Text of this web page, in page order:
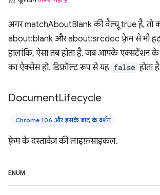
अगर matchAboutBlank की वैल्यू true है, तो
about:blank और about:srcdoc फ़्रेम से भी हटा
हालांकि, ऐसा तब होता है, जब आपके एक्सटेंशन के
का ऐक्सेस हो. डिफ़ॉल्ट रूप से यह false होता
DocumentLifecycle
Chrome 106 और इसके बाद के वर्शन
फ़्रेम के दस्तावेज़ की लाइफ़साइकल.
ENUM